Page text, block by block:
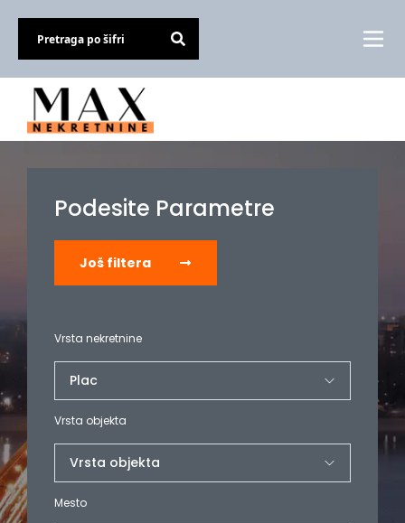
Podesite Parametre
Još filtera
Vrsta nekretnine
Vrsta objekta
Mesto